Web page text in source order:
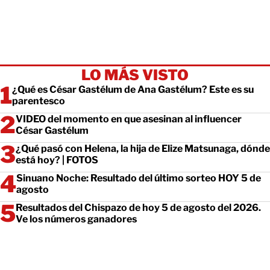
LO MÁS VISTO
¿Qué es César Gastélum de Ana Gastélum? Este es su
parentesco
VIDEO del momento en que asesinan al influencer
César Gastélum
¿Qué pasó con Helena, la hija de Elize Matsunaga, dónde
está hoy? | FOTOS
Sinuano Noche: Resultado del último sorteo HOY 5 de
agosto
Resultados del Chispazo de hoy 5 de agosto del 2026.
Ve los números ganadores